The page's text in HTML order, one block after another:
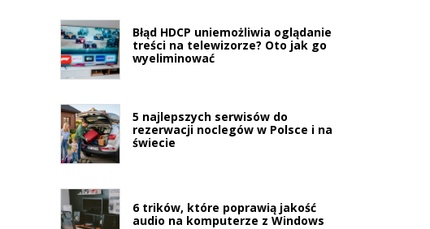
Błąd HDCP uniemożliwia oglądanie
treści na telewizorze? Oto jak go
wyeliminować
5 najlepszych serwisów do
rezerwacji noclegów w Polsce i na
świecie
6 trików, które poprawią jakość
audio na komputerze z Windows